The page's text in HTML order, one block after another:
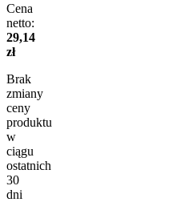
Cena
netto:
29,14
zł
Brak
zmiany
ceny
produktu
w
ciągu
ostatnich
30
dni